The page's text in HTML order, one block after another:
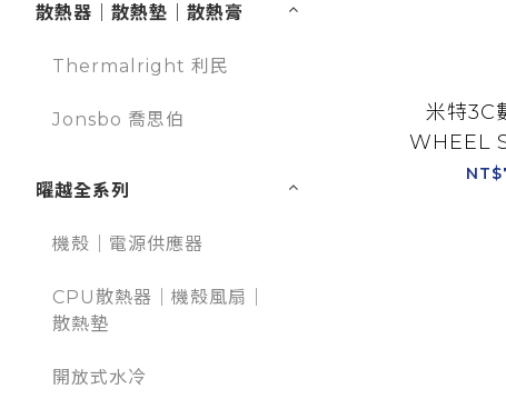
散熱器｜散熱墊｜散熱膏
Thermalright 利民
Jonsbo 喬思伯
曜越全系列
機殼｜電源供應器
CPU散熱器｜機殼風扇｜
散熱墊
開放式水冷
米特3C
WHEEL
前段賽車